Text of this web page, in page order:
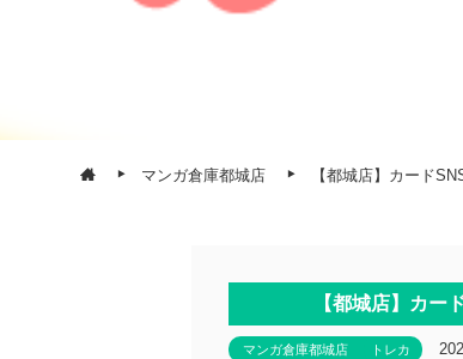
マンガ倉庫都城店 【都城店】カード
【都城店】カ
マンガ倉庫都城店 トレカ